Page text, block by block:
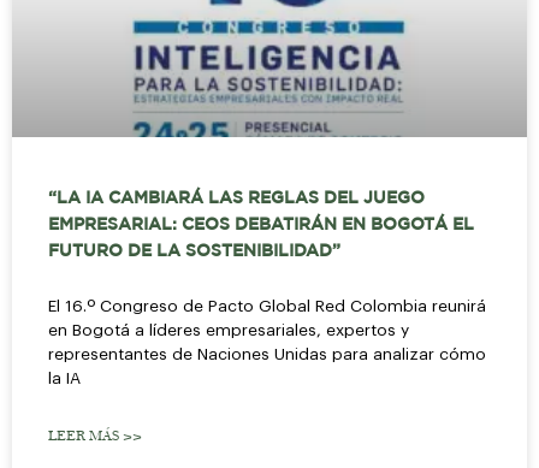
“LA IA CAMBIARÁ LAS REGLAS DEL JUEGO
EMPRESARIAL: CEOS DEBATIRÁN EN BOGOTÁ EL
FUTURO DE LA SOSTENIBILIDAD”
El 16.º Congreso de Pacto Global Red Colombia reunirá
en Bogotá a líderes empresariales, expertos y
representantes de Naciones Unidas para analizar cómo
la IA
LEER MÁS >>